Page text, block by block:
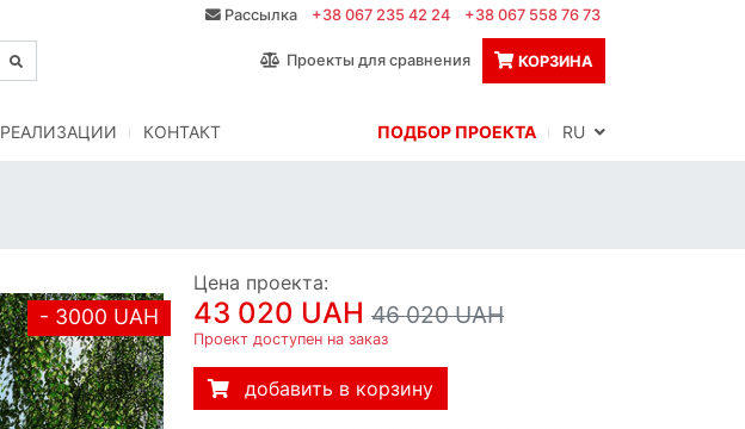
Рассылка +38 067 235 42 24 +38 067 558 76 73
Проекты для сравнения КОРЗИНА
РЕАЛИЗАЦИИ КОНТАКТ ПОДБОР ПРОЕКТА
- 3000 UAH
Цена проекта:
43 020 UAH 46 020 UAH
Проект доступен на заказ
добавить в корзину